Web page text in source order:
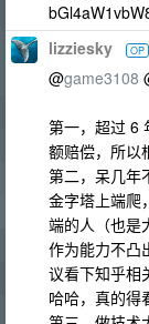
lizziesky OP
@game3108
第一，超过 6
额赔偿，所以
第二，呆几年
金字塔上端爬
端的人（也是
作为能力不凸
议看下知乎相
哈哈，真的得